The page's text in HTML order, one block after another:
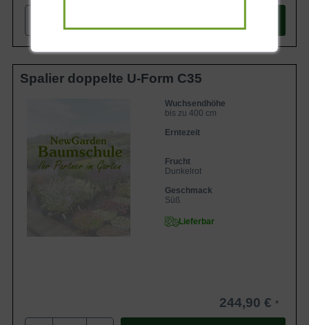
Spalier doppelte U-Form C35
Wuchsendhöhe
bis zu 400 cm
Erntezeit
Frucht
Dunkelrot
Geschmack
Süß
Lieferbar
244,90 €